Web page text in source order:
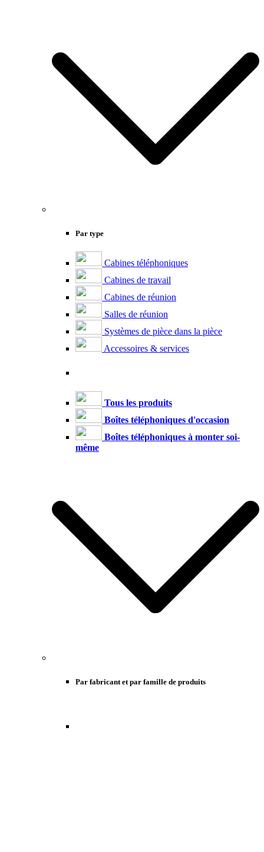
Par type
Cabines téléphoniques
Cabines de travail
Cabines de réunion
Salles de réunion
Systèmes de pièce dans la pièce
Accessoires & services
Tous les produits
Boîtes téléphoniques d'occasion
Boîtes téléphoniques à monter soi-
même
Par fabricant et par famille de produits